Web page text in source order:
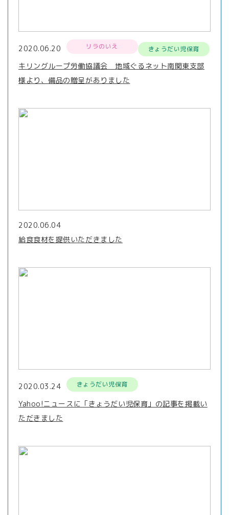
2020.06.20 リラのいえ きょうだい児保育
キリングループ労働協議会 地域ぐるネット南関東支部
様より、備品の贈呈がありました
2020.06.04
給食食材を提供いただきました
2020.03.24 きょうだい児保育
Yahoo!ニュースに「きょうだい児保育」の記事を掲載い
ただきました